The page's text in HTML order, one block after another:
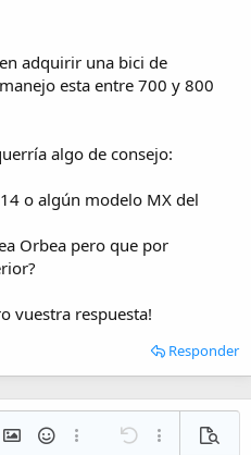
adquirir una bici de
esta entre 700 y 800
algo de consejo:
o algún modelo MX del
Orbea pero que por
vuestra respuesta!
Responder
enlace
Insertar imagen
EmoticonosMás opciones…
Deshacer
Más
Vista